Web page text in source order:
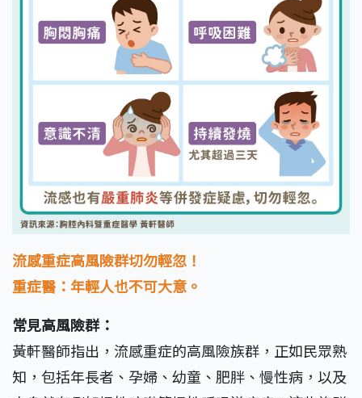
流感重症高風險群切勿輕忽！
重症醫：年輕人也不可大意。
常見高風險群：
黃軒醫師指出，流感重症的高風險族群，正如民眾熟
知，包括年長者、孕婦、幼童、肥胖、慢性病，以及